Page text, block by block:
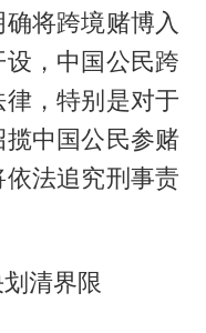
将跨境赌博入
，中国公民跨
，特别是对于
中国公民参赌
法追究刑事责
清界限